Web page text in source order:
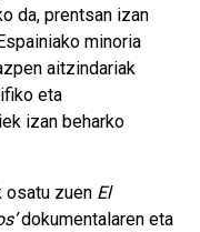
da, prentsan izan
minoria
aitzindariak
eta
izan beharko
osatu zuen El
dokumentalaren eta